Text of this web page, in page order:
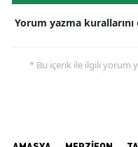
Yorum yazma kurallarını
* Bu içerik ile ilgili yorum